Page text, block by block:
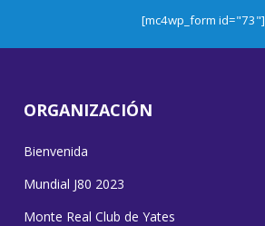
[mc4wp_form id="73"]
ORGANIZACIÓN
Bienvenida
Mundial J80 2023
Monte Real Club de Yates